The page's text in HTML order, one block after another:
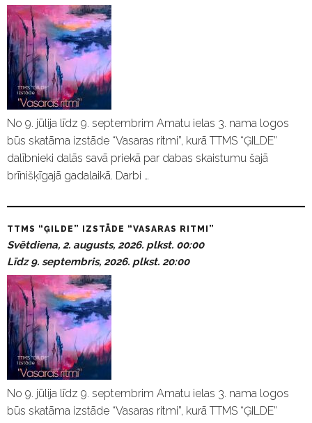
No 9. jūlija līdz 9. septembrim Amatu ielas 3. nama logos
būs skatāma izstāde “Vasaras ritmi”, kurā TTMS “ĢILDE”
dalībnieki dalās savā priekā par dabas skaistumu šajā
brīnišķīgajā gadalaikā. Darbi …
TTMS “ĢILDE” IZSTĀDE “VASARAS RITMI”
Svētdiena, 2. augusts, 2026. plkst. 00:00
Līdz 9. septembris, 2026. plkst. 20:00
No 9. jūlija līdz 9. septembrim Amatu ielas 3. nama logos
būs skatāma izstāde “Vasaras ritmi”, kurā TTMS “ĢILDE”